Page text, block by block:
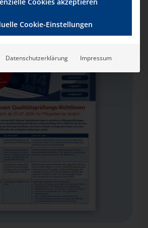
Cookie-Einstellungen
Datenschutzerklärung Impressum